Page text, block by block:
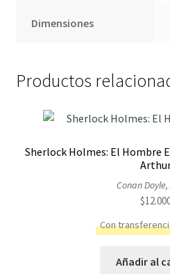
Dimensiones
Productos
Sherlock Holmes: El Hombre
Conan
$
Con
Añadir al